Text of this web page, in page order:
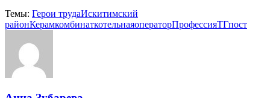
Темы: Герои трудаИскитимский
районКерамкомбинаткотельнаяоператорПрофессияТГпост